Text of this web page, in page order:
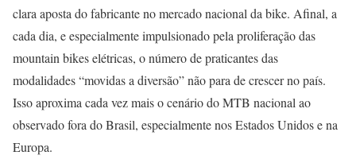
clara aposta do fabricante no mercado nacional da bike. Afinal, a
cada dia, e especialmente impulsionado pela proliferação das
mountain bikes elétricas, o número de praticantes das
modalidades “movidas a diversão” não para de crescer no país.
Isso aproxima cada vez mais o cenário do MTB nacional ao
observado fora do Brasil, especialmente nos Estados Unidos e na
Europa.